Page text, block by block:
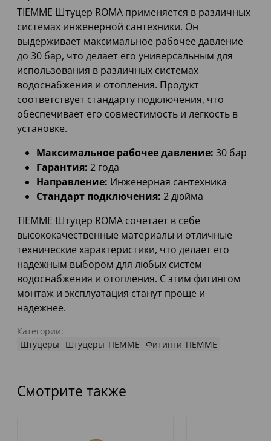
TIEMME Штуцер ROMA применяется в различных
системах инженерной сантехники. Он
выдерживает максимальное рабочее давление
до 30 бар, что делает его универсальным для
использования в различных системах
водоснабжения и отопления. Продукт
соответствует стандарту подключения, что
обеспечивает его совместимость и легкость в
установке.
Максимальное рабочее давление: 30 бар
Гарантия: 2 года
Направление: Инженерная сантехника
Стандарт подключения: 2 дюйма
TIEMME Штуцер ROMA сочетает в себе
высококачественные материалы и отличные
технические характеристики, что делает его
надежным выбором для любых систем
водоснабжения и отопления. С этим фитингом
монтаж и эксплуатация станут проще и
надежнее.
Категории:
Штуцеры
Штуцеры TIEMME Фитинги TIEMME
Смотрите также